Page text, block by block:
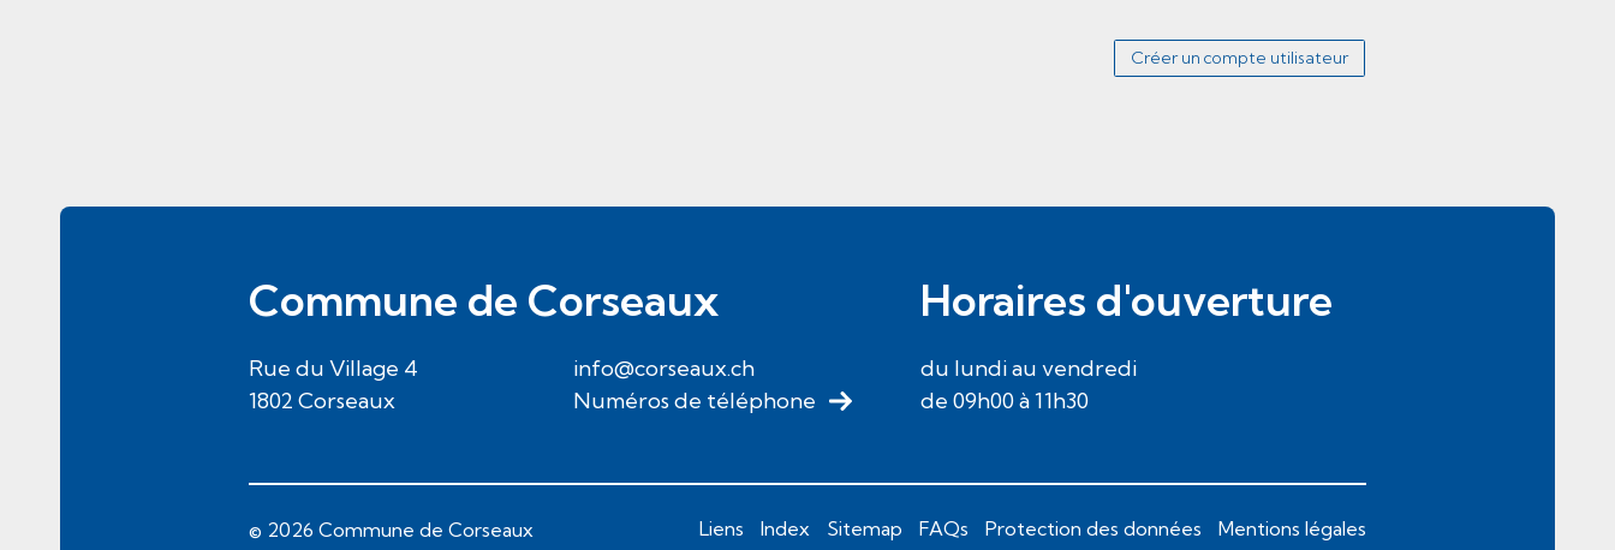
Créer un compte utilisateur
Pied de page
Commune de Corseaux
Rue du Village 4
1802 Corseaux
info@corseaux.ch
Numéros de téléphone
Horaires d'ouverture
du lundi au vendredi
de 09h00 à 11h30
© 2026 Commune de Corseaux Liens Index Sitemap FAQs Protection des données Mentions légales